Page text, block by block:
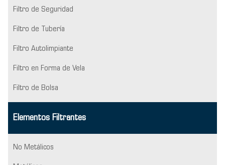
Filtro de Seguridad
Filtro de Tubería
Filtro Autolimpiante
Filtro en Forma de Vela
Filtro de Bolsa
Elementos Filtrantes
No Metálicos